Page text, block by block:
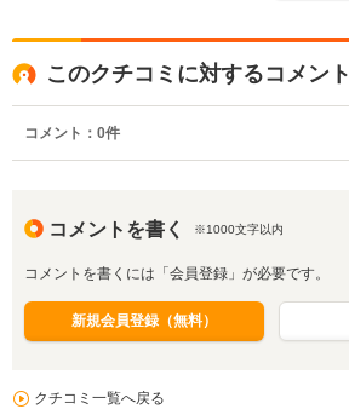
このクチコミに対するコメント
コメント： 0件
コメントを書く ※1000文字以内
コメントを書くには「会員登録」が必要です。
新規会員登録（無料）
クチコミ一覧へ戻る